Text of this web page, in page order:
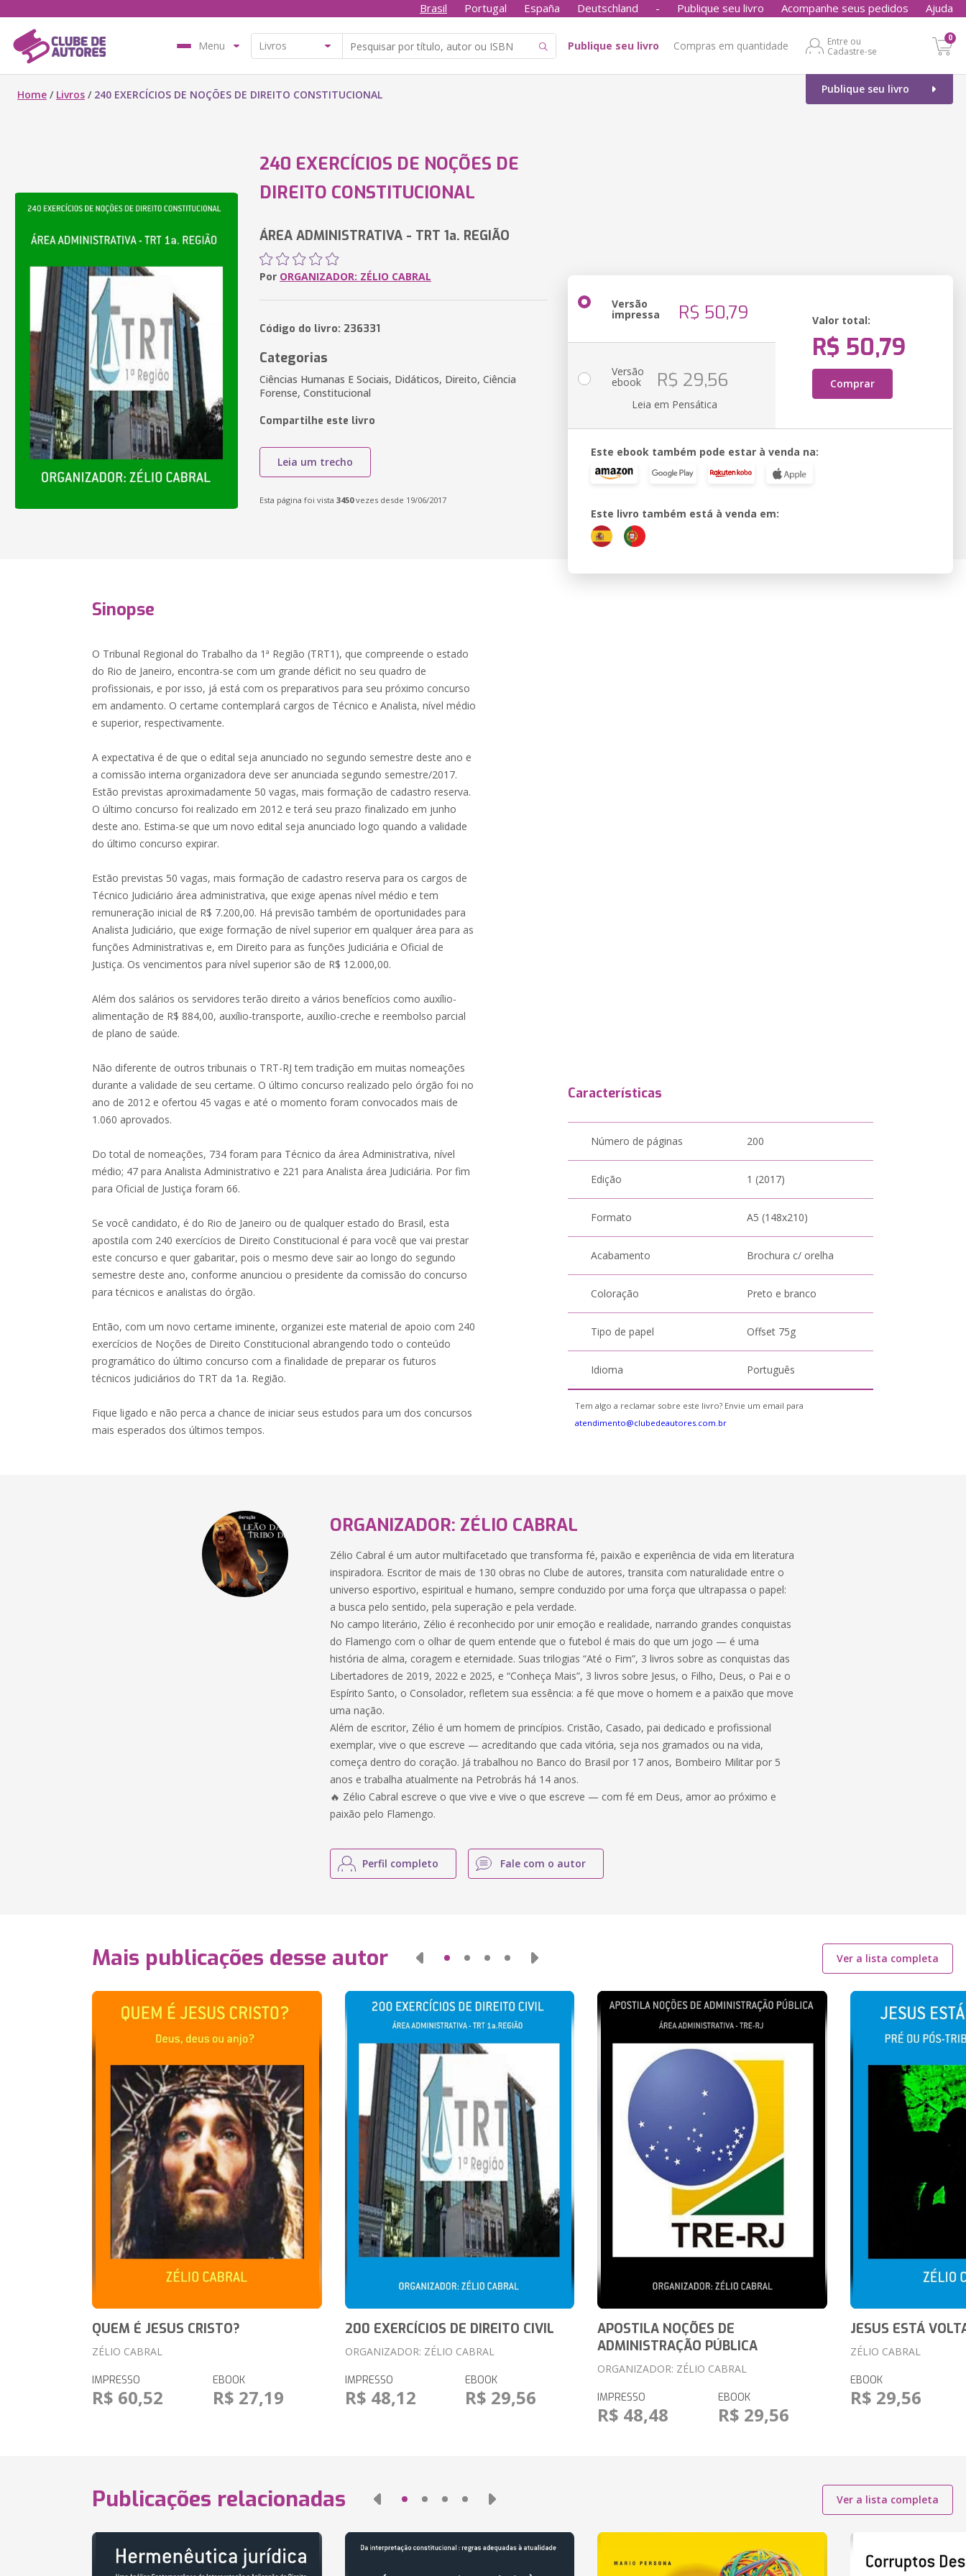
Brasil Portugal España Deutschland - Publique seu livro Acompanhe seus pedidos Ajuda
Menu Publique seu livro Compras em quantidade
Entre ou
Cadastre-se
0
Publique seu livro
Home / Livros / 240 EXERCÍCIOS DE NOÇÕES DE DIREITO CONSTITUCIONAL
240 EXERCÍCIOS DE NOÇÕES DE
DIREITO CONSTITUCIONAL
ÁREA ADMINISTRATIVA - TRT 1a. REGIÃO
Por ORGANIZADOR: ZÉLIO CABRAL
Código do livro: 236331
Categorias
Ciências Humanas E Sociais, Didáticos, Direito, Ciência
Forense, Constitucional
Compartilhe este livro
Leia um trecho
Esta página foi vista 3450vezes desde 19/06/2017
Versão
impressa R$ 50,79 Valor total:
R$ 50,79
Comprar
Versão
ebook R$ 29,56
Leia em Pensática
Este ebook também pode estar à venda na:
Este livro também está à venda em:
Sinopse
O Tribunal Regional do Trabalho da 1ª Região (TRT1), que compreende o estado
do Rio de Janeiro, encontra-se com um grande déficit no seu quadro de
profissionais, e por isso, já está com os preparativos para seu próximo concurso
em andamento. O certame contemplará cargos de Técnico e Analista, nível médio
e superior, respectivamente.
A expectativa é de que o edital seja anunciado no segundo semestre deste ano e
a comissão interna organizadora deve ser anunciada segundo semestre/2017.
Estão previstas aproximadamente 50 vagas, mais formação de cadastro reserva.
O último concurso foi realizado em 2012 e terá seu prazo finalizado em junho
deste ano. Estima-se que um novo edital seja anunciado logo quando a validade
do último concurso expirar.
Estão previstas 50 vagas, mais formação de cadastro reserva para os cargos de
Técnico Judiciário área administrativa, que exige apenas nível médio e tem
remuneração inicial de R$ 7.200,00. Há previsão também de oportunidades para
Analista Judiciário, que exige formação de nível superior em qualquer área para as
funções Administrativas e, em Direito para as funções Judiciária e Oficial de
Justiça. Os vencimentos para nível superior são de R$ 12.000,00.
Além dos salários os servidores terão direito a vários benefícios como auxílio-
alimentação de R$ 884,00, auxílio-transporte, auxílio-creche e reembolso parcial
de plano de saúde.
Não diferente de outros tribunais o TRT-RJ tem tradição em muitas nomeações
durante a validade de seu certame. O último concurso realizado pelo órgão foi no
ano de 2012 e ofertou 45 vagas e até o momento foram convocados mais de
1.060 aprovados.
Do total de nomeações, 734 foram para Técnico da área Administrativa, nível
médio; 47 para Analista Administrativo e 221 para Analista área Judiciária. Por fim
para Oficial de Justiça foram 66.
Se você candidato, é do Rio de Janeiro ou de qualquer estado do Brasil, esta
apostila com 240 exercícios de Direito Constitucional é para você que vai prestar
este concurso e quer gabaritar, pois o mesmo deve sair ao longo do segundo
semestre deste ano, conforme anunciou o presidente da comissão do concurso
para técnicos e analistas do órgão.
Então, com um novo certame iminente, organizei este material de apoio com 240
exercícios de Noções de Direito Constitucional abrangendo todo o conteúdo
programático do último concurso com a finalidade de preparar os futuros
técnicos judiciários do TRT da 1a. Região.
Fique ligado e não perca a chance de iniciar seus estudos para um dos concursos
mais esperados dos últimos tempos.
Características
Número de páginas 200
Edição 1 (2017)
Formato A5 (148x210)
Acabamento Brochura c/ orelha
Coloração Preto e branco
Tipo de papel Offset 75g
Idioma Português
Tem algo a reclamar sobre este livro? Envie um email para
atendimento@clubedeautores.com.br
ORGANIZADOR: ZÉLIO CABRAL
Zélio Cabral é um autor multifacetado que transforma fé, paixão e experiência de vida em literatura
inspiradora. Escritor de mais de 130 obras no Clube de autores, transita com naturalidade entre o
universo esportivo, espiritual e humano, sempre conduzido por uma força que ultrapassa o papel:
a busca pelo sentido, pela superação e pela verdade.
No campo literário, Zélio é reconhecido por unir emoção e realidade, narrando grandes conquistas
do Flamengo com o olhar de quem entende que o futebol é mais do que um jogo — é uma
história de alma, coragem e eternidade. Suas trilogias “Até o Fim”, 3 livros sobre as conquistas das
Libertadores de 2019, 2022 e 2025, e “Conheça Mais”, 3 livros sobre Jesus, o Filho, Deus, o Pai e o
Espírito Santo, o Consolador, refletem sua essência: a fé que move o homem e a paixão que move
uma nação.
Além de escritor, Zélio é um homem de princípios. Cristão, Casado, pai dedicado e profissional
exemplar, vive o que escreve — acreditando que cada vitória, seja nos gramados ou na vida,
começa dentro do coração. Já trabalhou no Banco do Brasil por 17 anos, Bombeiro Militar por 5
anos e trabalha atualmente na Petrobrás há 14 anos.
🔥 Zélio Cabral escreve o que vive e vive o que escreve — com fé em Deus, amor ao próximo e
paixão pelo Flamengo.
Perfil completo Fale com o autor
Mais publicações desse autor Ver a lista completa
QUEM É JESUS CRISTO?
ZÉLIO CABRAL
IMPRESSO
R$ 60,52
EBOOK
R$ 27,19
200 EXERCÍCIOS DE DIREITO CIVIL
ORGANIZADOR: ZÉLIO CABRAL
IMPRESSO
R$ 48,12
EBOOK
R$ 29,56
APOSTILA NOÇÕES DE
ADMINISTRAÇÃO PÚBLICA
ORGANIZADOR: ZÉLIO CABRAL
IMPRESSO
R$ 48,48
EBOOK
R$ 29,56
JESUS ESTÁ
ZÉLIO CABRAL
EBOOK
R$ 29,56
Publicações relacionadas Ver a lista completa